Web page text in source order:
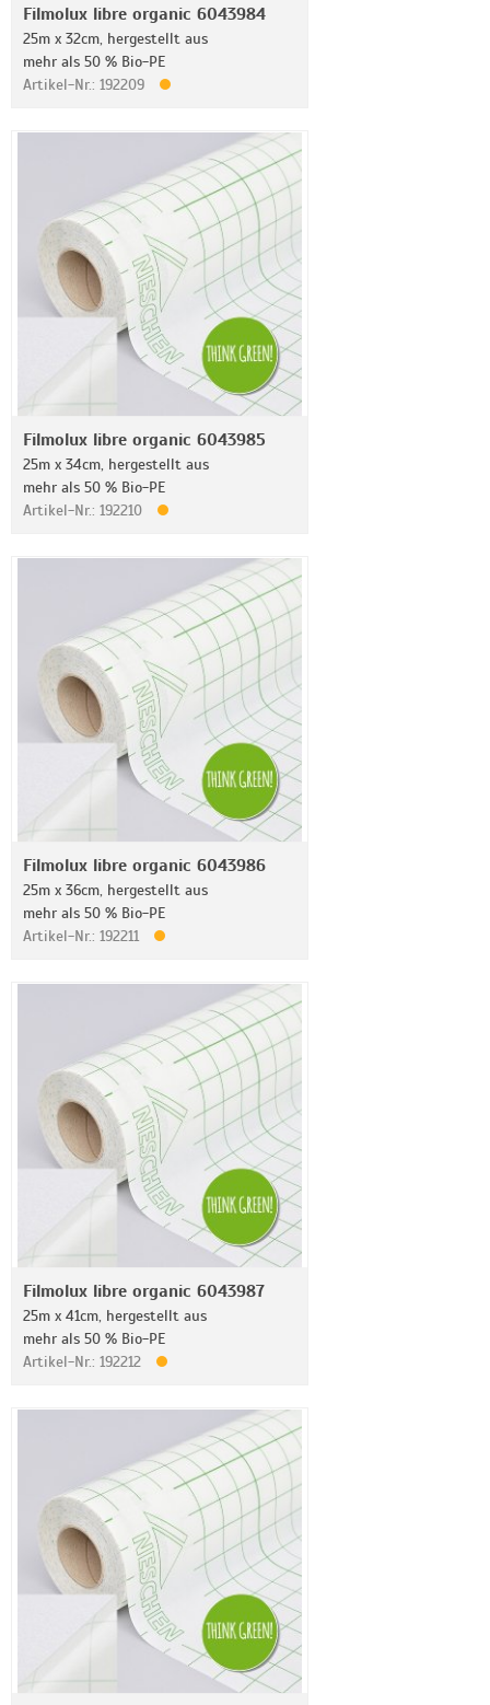
Filmolux libre organic 6043984
25m x 32cm, hergestellt aus
mehr als 50 % Bio-PE
Artikel-Nr.: 192209
Filmolux libre organic 6043985
25m x 34cm, hergestellt aus
mehr als 50 % Bio-PE
Artikel-Nr.: 192210
Filmolux libre organic 6043986
25m x 36cm, hergestellt aus
mehr als 50 % Bio-PE
Artikel-Nr.: 192211
Filmolux libre organic 6043987
25m x 41cm, hergestellt aus
mehr als 50 % Bio-PE
Artikel-Nr.: 192212